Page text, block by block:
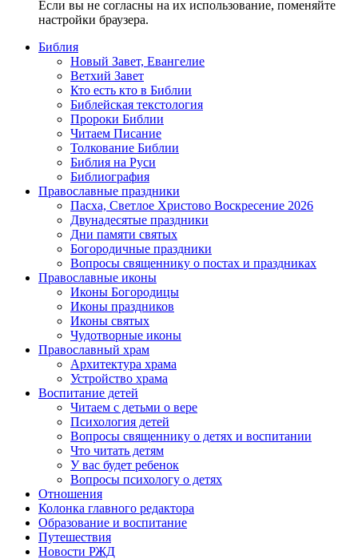
Если вы не согласны на их использование, поменяйте
настройки браузера.
Библия
Новый Завет, Евангелие
Ветхий Завет
Кто есть кто в Библии
Библейская текстология
Пророки Библии
Читаем Писание
Толкование Библии
Библия на Руси
Библиография
Православные праздники
Пасха, Светлое Христово Воскресение 2026
Двунадесятые праздники
Дни памяти святых
Богородичные праздники
Вопросы священнику о постах и праздниках
Православные иконы
Иконы Богородицы
Иконы праздников
Иконы святых
Чудотворные иконы
Православный храм
Архитектура храма
Устройство храма
Воспитание детей
Читаем с детьми о вере
Психология детей
Вопросы священнику о детях и воспитании
Что читать детям
У вас будет ребенок
Вопросы психологу о детях
Отношения
Колонка главного редактора
Образование и воспитание
Путешествия
Новости РЖД